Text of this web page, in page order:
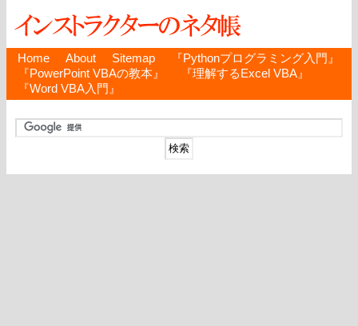
Home About Sitemap
『Pythonプログラミング入門』
『PowerPoint VBAの教本』
『理解するExcel VBA』
『Word VBA入門』